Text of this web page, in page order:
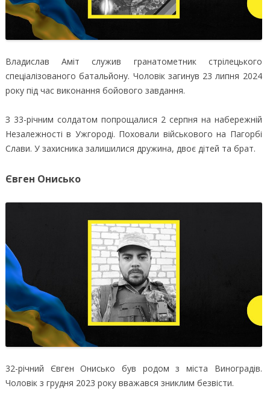
Владислав Аміт служив гранатометник стрілецького
спеціалізованого батальйону. Чоловік загинув 23 липня 2024
року під час виконання бойового завдання.
З 33-річним солдатом попрощалися 2 серпня на набережній
Незалежності в Ужгороді. Поховали військового на Пагорбі
Слави. У захисника залишилися дружина, двоє дітей та брат.
Євген Онисько
32-річний Євген Онисько був родом з міста Виноградів.
Чоловік з грудня 2023 року вважався зниклим безвісти.